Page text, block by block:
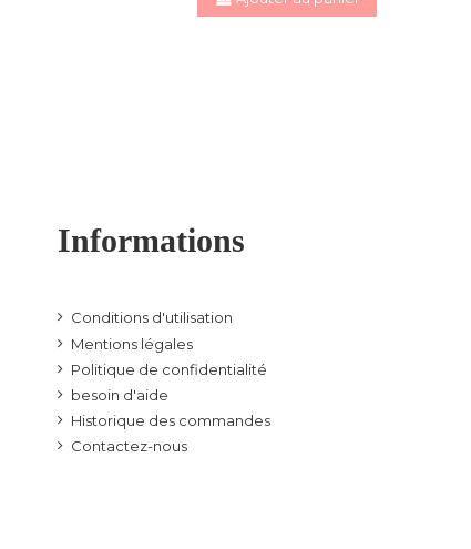
Informations
Conditions d'utilisation
Mentions légales
Politique de confidentialité
besoin d'aide
Historique des commandes
Contactez-nous